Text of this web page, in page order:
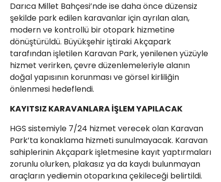
Darıca Millet Bahçesi’nde ise daha önce düzensiz
şekilde park edilen karavanlar için ayrılan alan,
modern ve kontrollü bir otopark hizmetine
dönüştürüldü. Büyükşehir iştiraki Akçapark
tarafından işletilen Karavan Park, yenilenen yüzüyle
hizmet verirken, çevre düzenlemeleriyle alanın
doğal yapısının korunması ve görsel kirliliğin
önlenmesi hedeflendi.
KAYITSIZ KARAVANLARA İŞLEM YAPILACAK
HGS sistemiyle 7/24 hizmet verecek olan Karavan
Park’ta konaklama hizmeti sunulmayacak. Karavan
sahiplerinin Akçapark işletmesine kayıt yaptırmaları
zorunlu olurken, plakasız ya da kaydı bulunmayan
araçların yediemin otoparkına çekileceği belirtildi.